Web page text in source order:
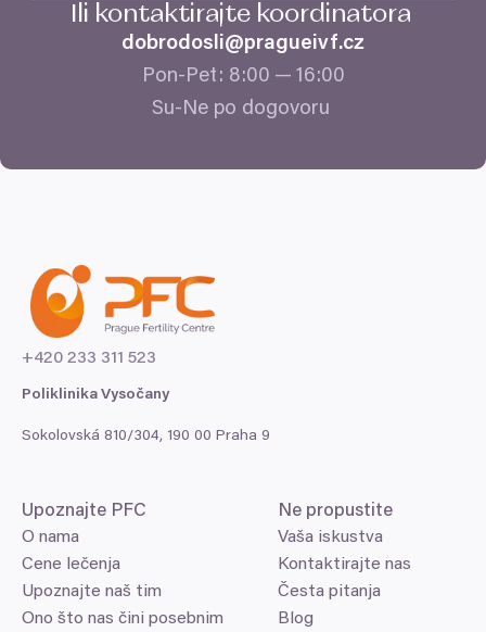
Ili kontaktirajte koordinatora
dobrodosli@​pragueivf.​cz
Pon-Pet: 8:00 — 16:00
Su-Ne po dogovoru
+420 233 311 523
Poliklinika Vysočany
Sokolovská 810/304, 190 00 Praha 9
Upoznajte PFC
O nama
Ono što nas čini posebnim
Upoznajte naš tim
Cene lečenja
Ne propustite
Vaša iskustva
Blog
Česta pitanja
Kontaktirajte nas